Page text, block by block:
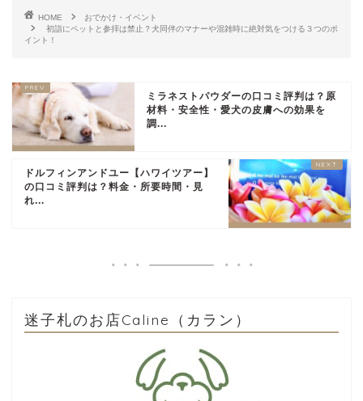
HOME
おでかけ・イベント
初詣にペットと参拝は禁止？犬同伴のマナーや混雑時に絶対気をつける３つのポ
イント！
ミラネストパウダーの口コミ評判は？原
材料・安全性・愛犬の皮膚への効果を
調...
ドルフィンアンドユー【ハワイツアー】
の口コミ評判は？料金・所要時間・見
れ...
迷子札のお店Caline（カラン）